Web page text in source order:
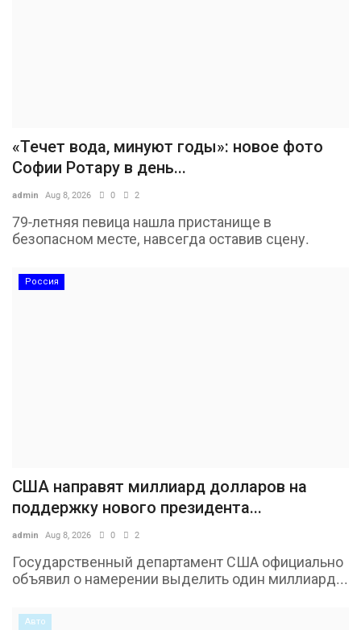
«Течет вода, минуют годы»: новое фото
Софии Ротару в день...
admin Aug 8, 2026 0 2
79-летняя певица нашла пристанище в
безопасном месте, навсегда оставив сцену.
Россия
США направят миллиард долларов на
поддержку нового президента...
admin Aug 8, 2026 0 2
Государственный департамент США официально
объявил о намерении выделить один миллиард...
Авто